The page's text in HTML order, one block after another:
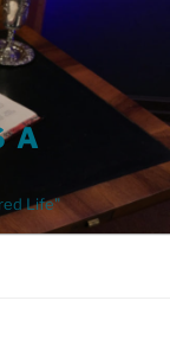
A
Life"